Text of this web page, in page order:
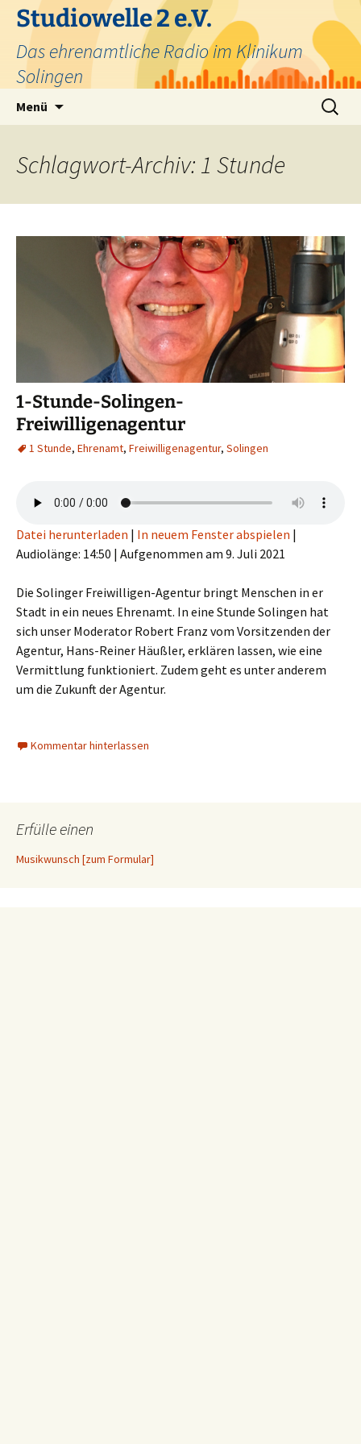
Zum
Inhalt
springen
Studiowelle 2 e.V.
Das ehrenamtliche Radio im Klinikum
Solingen
Menü
Suchen
nach:
Schlagwort-Archiv: 1 Stunde
1-Stunde-Solingen-
Freiwilligenagentur
1 Stunde, Ehrenamt, Freiwilligenagentur, Solingen
Datei herunterladen | In neuem Fenster abspielen |
Audiolänge: 14:50 | Aufgenommen am 9. Juli 2021
Die Solinger Freiwilligen-Agentur bringt Menschen in er
Stadt in ein neues Ehrenamt. In eine Stunde Solingen hat
sich unser Moderator Robert Franz vom Vorsitzenden der
Agentur, Hans-Reiner Häußler, erklären lassen, wie eine
Vermittlung funktioniert. Zudem geht es unter anderem
um die Zukunft der Agentur.
Kommentar hinterlassen
Erfülle einen
Musikwunsch [zum Formular]